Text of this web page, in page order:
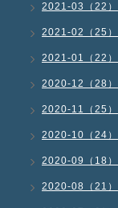
2021-03（22）
2021-02（25）
2021-01（22）
2020-12（28）
2020-11（25）
2020-10（24）
2020-09（18）
2020-08（21）